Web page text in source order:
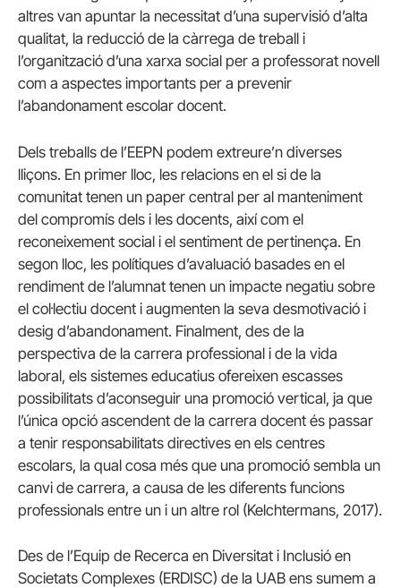
altres van apuntar la necessitat d’una supervisió d’alta
qualitat, la reducció de la càrrega de treball i
l’organització d’una xarxa social per a professorat novell
com a aspectes importants per a prevenir
l’abandonament escolar docent.
Dels treballs de l’EEPN podem extreure’n diverses
lliçons. En primer lloc, les relacions en el si de la
comunitat tenen un paper central per al manteniment
del compromís dels i les docents, així com el
reconeixement social i el sentiment de pertinença. En
segon lloc, les polítiques d’avaluació basades en el
rendiment de l’alumnat tenen un impacte negatiu sobre
el col·lectiu docent i augmenten la seva desmotivació i
desig d’abandonament. Finalment, des de la
perspectiva de la carrera professional i de la vida
laboral, els sistemes educatius ofereixen escasses
possibilitats d’aconseguir una promoció vertical, ja que
l’única opció ascendent de la carrera docent és passar
a tenir responsabilitats directives en els centres
escolars, la qual cosa més que una promoció sembla un
canvi de carrera, a causa de les diferents funcions
professionals entre un i un altre rol (Kelchtermans, 2017).
Des de l’Equip de Recerca en Diversitat i Inclusió en
Societats Complexes (ERDISC) de la UAB ens sumem a